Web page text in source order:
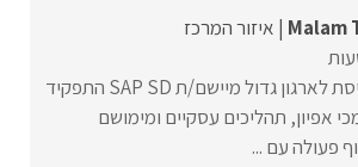
Malam איזור המרכז
MalamTeam מגייסת לארגון גדול מיישם/ת SAP SD התפקיד
אפיון, תהליכים עסקיים ומימושם
פעולה עם ...